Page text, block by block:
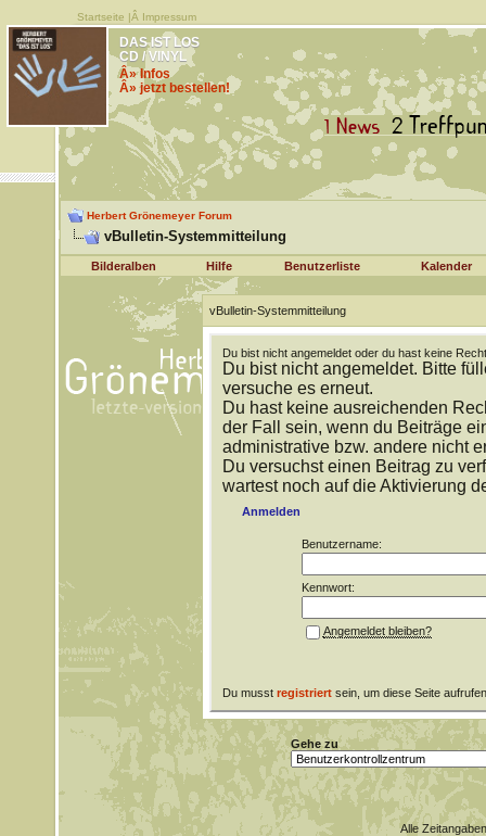
Startseite |Â Impressum
DAS IST LOS
CD / VINYL
Â» Infos
Â» jetzt bestellen!
Herbert Grönemeyer Forum
vBulletin-Systemmitteilung
Bilderalben Hilfe Benutzerliste Kalender
vBulletin-Systemmitteilung
Du bist nicht angemeldet oder du hast keine
Du bist nicht angemeldet. Bitte
versuche es erneut.
Du hast keine ausreichenden
der Fall sein, wenn du Beiträge
administrative bzw. andere nicht
Du versuchst einen Beitrag zu
wartest noch auf die Aktivierung
Anmelden
Benutzername:
Kennwort:
Angemeldet bleiben?
Du musst registriertsein, um diese Seite
Gehe zu
Alle